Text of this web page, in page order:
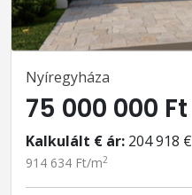
Nyíregyháza
75 000 000 Ft
Kalkulált € ár: 204 918 €
914 634 Ft/m2